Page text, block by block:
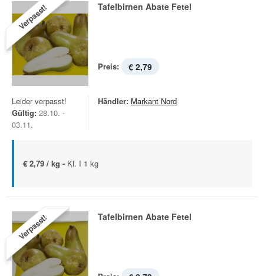
Verpasst! Tafelbirnen Abate Fetel
Preis: € 2,79
Leider verpasst!
Gültig: 28.10. -
03.11.
Händler: Markant Nord
€ 2,79 / kg - Kl. I 1 kg
Verpasst! Tafelbirnen Abate Fetel